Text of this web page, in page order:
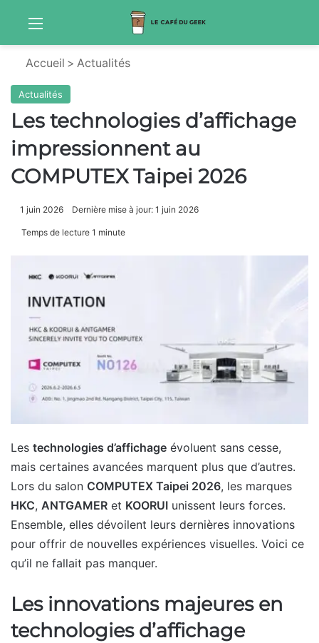
Menu
Accueil > Actualités
Actualités
Les technologies d’affichage
impressionnent au
COMPUTEX Taipei 2026
1 juin 2026 Dernière mise à jour: 1 juin 2026
Temps de lecture 1 minute
Les technologies d’affichage évoluent sans cesse,
mais certaines avancées marquent plus que d’autres.
Lors du salon COMPUTEX Taipei 2026, les marques
HKC, ANTGAMER et KOORUI unissent leurs forces.
Ensemble, elles dévoilent leurs dernières innovations
pour offrir de nouvelles expériences visuelles. Voici ce
qu’il ne fallait pas manquer.
Les innovations majeures en
technologies d’affichage